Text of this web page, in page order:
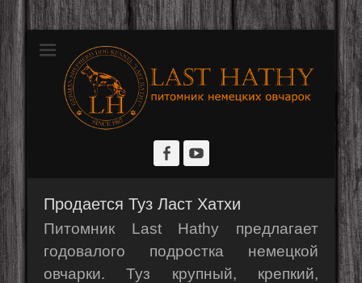
Розплідник німецьких вівчарок
Facebook
Продается Туз Ласт Хатхи
Питомник Last Hathy предлагает
годовалого подростка немецкой
овчарки. Туз крупный, крепкий,